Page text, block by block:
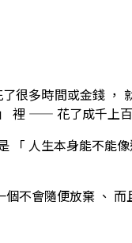
很多時間或金錢
裡 —— 花了成千上
人生本身能不能像
不會隨便放棄 、 而